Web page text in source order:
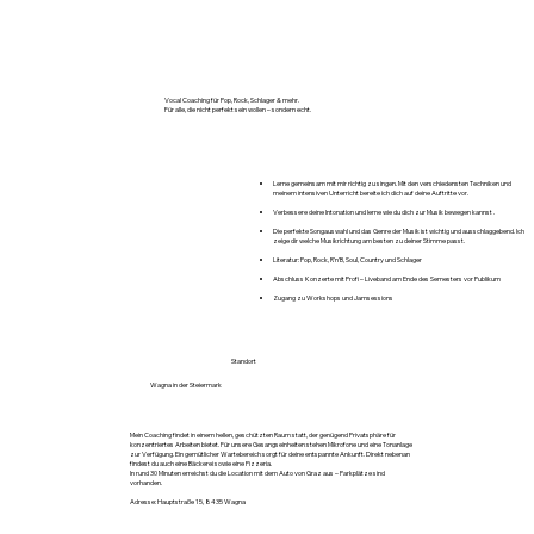
Vocal Coaching für Pop, Rock, Schlager & mehr.
Für alle, die nicht perfekt sein wollen – sondern echt.
Lerne gemeinsam mit mir richtig zu singen. Mit den verschiedensten Techniken und
meinem intensiven Unterricht bereite ich dich auf deine Auftritte vor.
Verbessere deine Intonation und lerne wie du dich zur Musik bewegen kannst .
Die perfekte Songauswahl und das Genre der Musik ist wichtig und ausschlaggebend. Ich
zeige dir welche Musikrichtung am besten zu deiner Stimme passt.
Literatur: Pop, Rock, R’n’B, Soul, Country und Schlager
Abschluss Konzerte mit Profi – Liveband am Ende des Semesters vor Publikum
Zugang zu Workshops und Jamsessions
Standort​
Wagna in der Steiermark
Mein Coaching findet in einem hellen, geschützten Raum statt, der genügend Privatsphäre für
konzentriertes Arbeiten bietet. Für unsere Gesangseinheiten stehen Mikrofone und eine Tonanlage
zur Verfügung. Ein gemütlicher Wartebereich sorgt für deine entspannte Ankunft. Direkt nebenan
findest du auch eine Bäckerei sowie eine Pizzeria.
In rund 30 Minuten erreichst du die Location mit dem Auto von Graz aus – Parkplätze sind
vorhanden.
Adresse: Hauptstraße 15, 8435 Wagna